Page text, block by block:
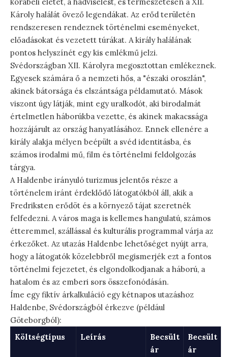
Károly halálát övező legendákat. Az erőd területén
rendszeresen rendeznek történelmi eseményeket,
előadásokat és vezetett túrákat. A király halálának
pontos helyszínét egy kis emlékmű jelzi.
Svédországban XII. Károlyra megosztottan emlékeznek.
Egyesek számára ő a nemzeti hős, a "északi oroszlán",
akinek bátorsága és elszántsága példamutató. Mások
viszont úgy látják, mint egy uralkodót, aki birodalmát
értelmetlen háborúkba vezette, és akinek makacssága
hozzájárult az ország hanyatlásához. Ennek ellenére a
király alakja mélyen beépült a svéd identitásba, és
számos irodalmi mű, film és történelmi feldolgozás
tárgya.
A Haldenbe irányuló turizmus jelentős része a
történelem iránt érdeklődő látogatókból áll, akik a
Fredriksten erődöt és a környező tájat szeretnék
felfedezni. A város maga is kellemes hangulatú, számos
étteremmel, szállással és kulturális programmal várja az
érkezőket. Az utazás Haldenbe lehetőséget nyújt arra,
hogy a látogatók közelebbről megismerjék ezt a fontos
történelmi fejezetet, és elgondolkodjanak a háború, a
hatalom és az emberi sors összefonódásán.
Íme egy fiktív árkalkuláció egy kétnapos utazáshoz
Haldenbe, Svédországból érkezve (például
Göteborgból):
Költségtípus
Leírás
Becsült
ár
Becsült
ár